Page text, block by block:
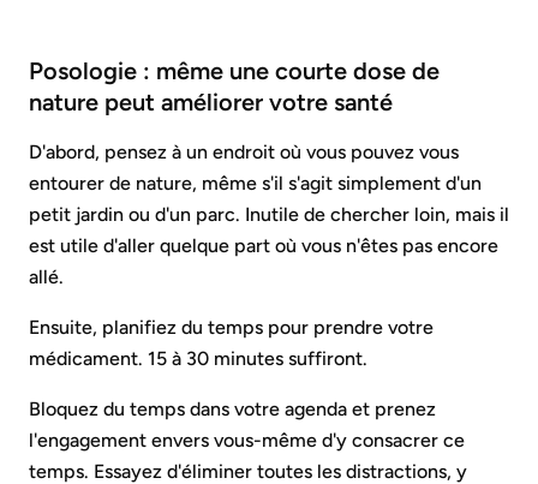
Posologie : même une courte dose de
nature peut améliorer votre santé
D'abord, pensez à un endroit où vous pouvez vous
entourer de nature, même s'il s'agit simplement d'un
petit jardin ou d'un parc. Inutile de chercher loin, mais il
est utile d'aller quelque part où vous n'êtes pas encore
allé.
Ensuite, planifiez du temps pour prendre votre
médicament. 15 à 30 minutes suffiront.
Bloquez du temps dans votre agenda et prenez
l'engagement envers vous-même d'y consacrer ce
temps. Essayez d'éliminer toutes les distractions, y